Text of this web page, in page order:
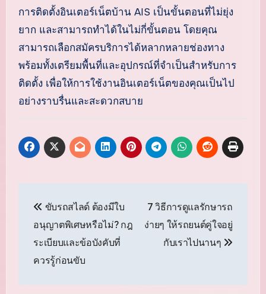
การติดตั้งอินเตอร์เน็ตบ้าน AIS เป็นขั้นตอนที่ไม่ยุ่ง
ยาก และสามารถทำได้ในไม่กี่ขั้นตอน โดยคุณ
สามารถเลือกสมัครบริการได้หลากหลายช่องทาง
พร้อมทั้งเตรียมพื้นที่และอุปกรณ์ที่จำเป็นสำหรับการ
ติดตั้ง เพื่อให้การใช้งานอินเตอร์เน็ตของคุณเป็นไป
อย่างราบรื่นและสะดวกสบาย
แนะแนว
เรื่องขับรถสไลด์ ต้องมีใบ
อนุญาตพิเศษหรือไม่? กฎ
ระเบียบและข้อบังคับที่
ควรรู้ก่อนขับ
7 วิธีการดูแลรักษารถ
ง่ายๆ ให้รถยนต์คู่ใจอยู่
กับเราไปนานๆ